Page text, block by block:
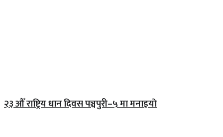
२३ औँ राष्ट्रिय धान दिवस पञ्चपुरी–५ मा मनाइयाे